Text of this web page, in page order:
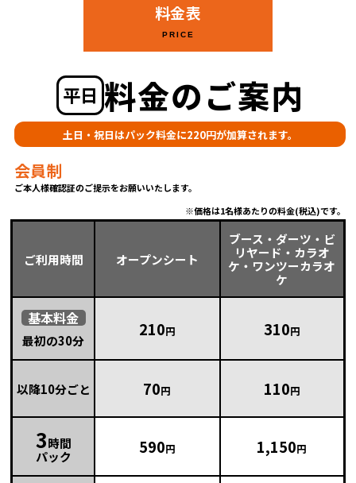
料金表
PRICE
平日 料金のご案内
土日・祝日はパック料金に220円が加算されます。
会員制
ご本人様確認証のご提示をお願いいたします。
価格は1名様あたりの料金(税込)です。
ご利用時間 オープンシート
ブース・ダーツ・ビ
リヤード・カラオ
ケ・ワンツーカラオ
ケ
基本料金
最初の30分
210円 310円
以降10分ごと 70円 110円
3時間
パック
590円 1,150円